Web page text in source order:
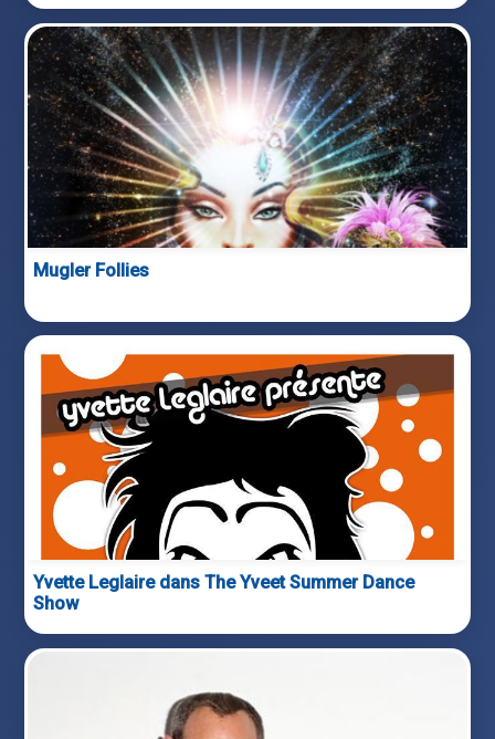
Mugler Follies
Yvette Leglaire dans The Yveet Summer Dance
Show